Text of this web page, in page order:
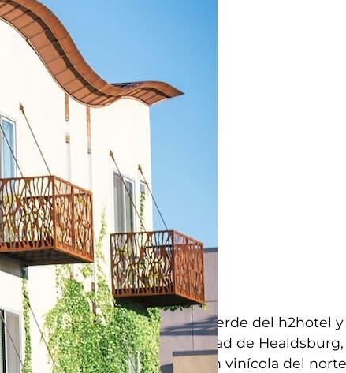
Hotel H2
219 Healdsburg Ave
Heal
dsbu
rg
Cali
forn
95
44
8
Un vistazo al ondulado techo verde del h2hotel
la encantadora e histórica ciudad de
h2hotel. Al corazón de la región vinícola del